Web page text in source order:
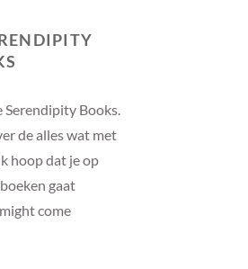
Books.
de alles wat met
hoop dat je op
gaat
come